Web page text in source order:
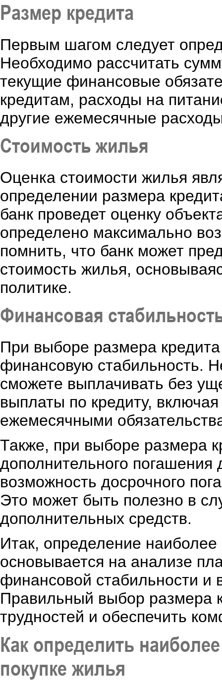
Размер кредита
Первым шагом следует
Необходимо рассчитать
текущие финансовые
кредитам, расходы на
другие ежемесячные
Стоимость жилья
Оценка стоимости жилья
определении размера
банк проведет оценку
определено максимально
помнить, что банк может
стоимость жилья,
политике.
Финансовая
При выборе размера
финансовую стабильность.
сможете выплачивать без
выплаты по кредиту,
ежемесячными
Также, при выборе размера
дополнительного погашения
возможность досрочного
Это может быть полезно в
дополнительных средств.
Итак, определение
основывается на анализе
финансовой стабильности и
Правильный выбор размера
трудностей и обеспечить
Как определить
покупке жилья